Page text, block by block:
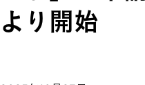
より開始